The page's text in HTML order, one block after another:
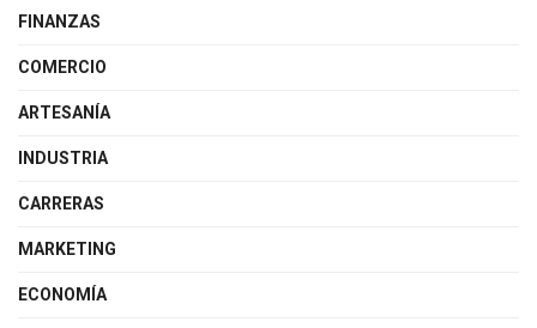
FINANZAS
COMERCIO
ARTESANÍA
INDUSTRIA
CARRERAS
MARKETING
ECONOMÍA